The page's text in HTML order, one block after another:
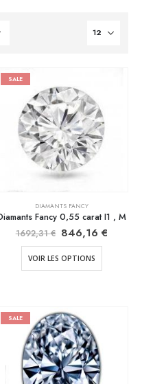
SALE
DIAMANTS FANCY
Fancy 0,55 carat I1 , M
1692,31€ 846,16€
VOIR LES OPTIONS
SALE